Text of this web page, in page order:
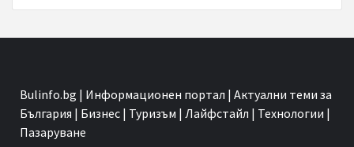
Bulinfo.bg | Информационен портал | Актуални теми за
България | Бизнес | Туризъм | Лайфстайл | Технологии |
Пазаруване